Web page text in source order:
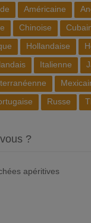
Américaine
Chinoise
Hollandaise
Italienne
Russe
?
apéritives